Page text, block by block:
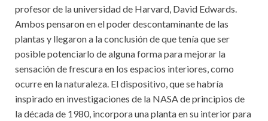
profesor de la universidad de Harvard, David Edwards.
Ambos pensaron en el poder descontaminante de las
plantas y llegaron a la conclusión de que tenía que ser
posible potenciarlo de alguna forma para mejorar la
sensación de frescura en los espacios interiores, como
ocurre en la naturaleza. El dispositivo, que se habría
inspirado en investigaciones de la NASA de principios de
la década de 1980, incorpora una planta en su interior para